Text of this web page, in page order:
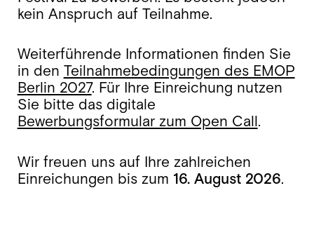
kein Anspruch auf Teilnahme.
Weiterführende Informationen finden Sie
in den Teilnahmebedingungen des EMOP
Berlin 2027. Für Ihre Einreichung nutzen
Sie bitte das digitale
Bewerbungsformular zum Open Call.
Wir freuen uns auf Ihre zahlreichen
Einreichungen bis zum 16. August 2026.